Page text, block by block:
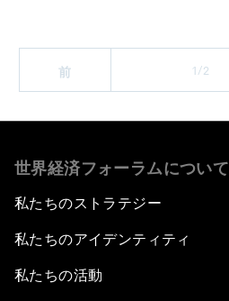
前 1/2
世界経済フォーラムについて
私たちのストラテジー
私たちのアイデンティティ
私たちの活動